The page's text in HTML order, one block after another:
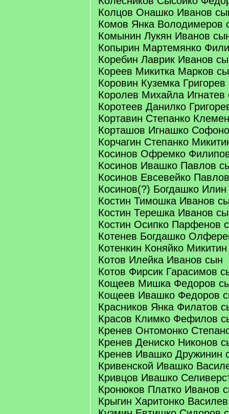
Колцов Онашко Иванов
Комов Янка Володимеров
Комынин Лукян Иванов
Копырин Мартемянко
Коребин Лаврик Иванов
Кореев Микитка Марков
Коровин Куземка
Королев Михайла Игнатев
Коротеев Данилко
Кортавин Степанко
Корташов Игнашко
Корчагин Степанко
Косинов Офремко
Косинов Ивашко Павлов
Косинов Евсевейко
Косинов(?) Богдашко
Костин Тимошка Иванов
Костин Терешка Иванов
Костин Осипко Парфенов
Котенев Богдашко
Котенкин Коняйко
Котов Илейка Иванов сын
Котов Фирсик Гарасимов
Кощеев Мишка Федоров
Кощеев Ивашко Федоров
Красников Янка Филатов
Красов Климко Фефилов
Кренев Онтомонко
Кренев Дениско Никонов
Кренев Ивашко Дружинин
Кривенской Ивашко
Кривцов Ивашко
Кронюков Платко Иванов
Крыгин Харитонко